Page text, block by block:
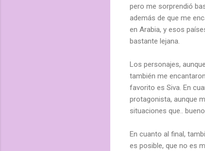
pero me sorprendió
además de que me
en Arabia, y esos
bastante lejana.
Los personajes,
también me
favorito es Siva. En
protagonista, aunque
situaciones que..
En cuanto al final,
es posible, que no es